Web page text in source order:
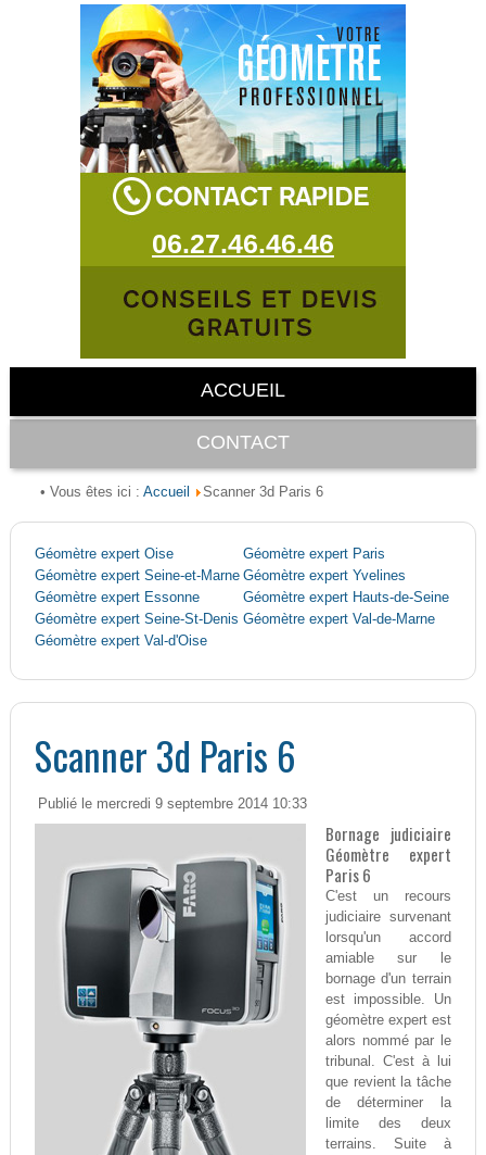
06.27.46.46.46
ACCUEIL
CONTACT
• Vous êtes ici : Accueil Scanner 3d Paris 6
Géomètre expert Oise
Géomètre expert Paris
Géomètre expert Seine-et-Marne Géomètre expert Yvelines
Géomètre expert Essonne
Géomètre expert Hauts-de-Seine
Géomètre expert Seine-St-Denis Géomètre expert Val-de-Marne
Géomètre expert Val-d'Oise
Scanner 3d Paris 6
Publié le mercredi 9 septembre 2014 10:33
Bornage judiciaire
Géomètre expert
Paris 6
C'est un recours
judiciaire survenant
lorsqu'un accord
amiable sur le
bornage d'un terrain
est impossible. Un
géomètre expert est
alors nommé par le
tribunal. C'est à lui
que revient la tâche
de déterminer la
limite des deux
terrains. Suite à